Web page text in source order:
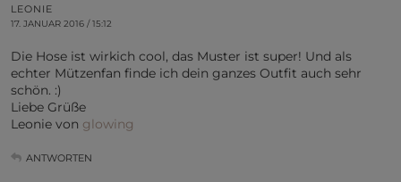
LEONIE
17. JANUAR 2016 / 15:12
Die Hose ist wirkich cool, das Muster ist super! Und als
echter Mützenfan finde ich dein ganzes Outfit auch sehr
schön. :)
Liebe Grüße
Leonie von glowing
ANTWORTEN